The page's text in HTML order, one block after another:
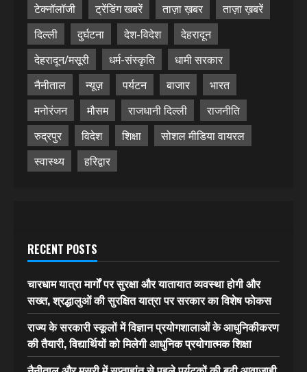
टेक्नॉलॉजी
ट्रेंडिंग खबरें ताज़ा ख़बर
ताज़ा ख़बरें
दिल्ली
दुर्घटना देश-विदेश
देहरादून
देहरादून/मसूरी
धर्म-संस्कृति
धामी सरकार
नैनीताल
न्यूज़ पर्यटन बाजार
भारत
मनोरंजन
मौसम राजधानी दिल्ली
राजनीति
रुद्रपुर
विदेश शिक्षा
सोशल मीडिया वायरल
स्वास्थ्य
हरिद्वार
RECENT POSTS
चारधाम यात्रा मार्गों पर सुरक्षा और यातायात व्यवस्था होगी और
सख्त, श्रद्धालुओं की सुरक्षित यात्रा पर सरकार का विशेष फोकस
राज्य के सरकारी स्कूलों में विज्ञान प्रयोगशालाओं के आधुनिकीकरण
की तैयारी, विद्यार्थियों को मिलेगी आधुनिक प्रयोगात्मक शिक्षा